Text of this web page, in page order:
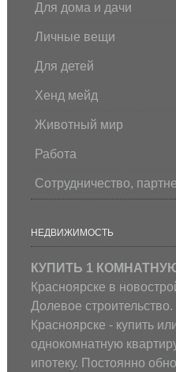
Для дома и дачи
Личные вещи
Для детей
Хенд мейд
Животный мир
Работа
Сотрудничество,
НЕДВИЖИМОСТЬ
КУПИТЬ 1
Красноярске в
Долевое
Красноярске - купить
однокомнатную
ипотеку. Постоянно